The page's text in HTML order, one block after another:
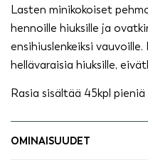
Lasten minikokoiset
hennoille hiuksille ja
ensihiuslenkeiksi
hellävaraisia hiuksille,
Rasia sisältää 45kpl
OMINAISUUDET